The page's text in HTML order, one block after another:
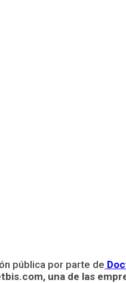
pública por parte de
, una de las